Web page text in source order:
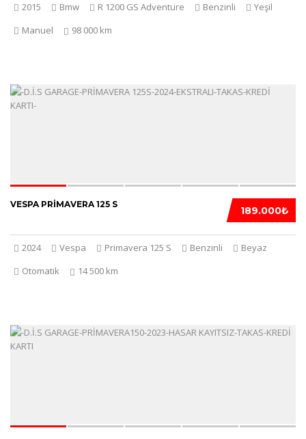
2015 Bmw R 1200 GS Adventure Benzinli
Yeşil
Manuel
98 000 km
189.000₺
VESPA PRIMAVERA 125 S
2024 Vespa Primavera 125 S Benzinli
Beyaz
Otomatik
14 500 km
5